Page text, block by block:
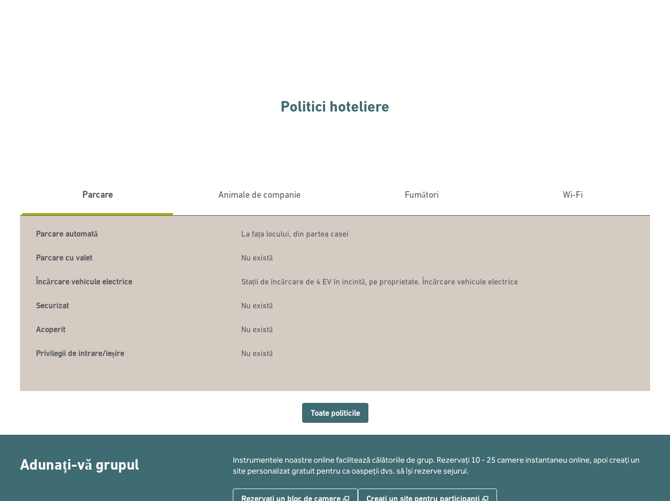
Politici hoteliere
Parcare Animale de companie Fumători Wi-Fi
Parcare automată La fața locului, din partea casei
Parcare cu valet Nu există
Încărcare vehicule electrice Stații de încărcare de 4 EV în incintă, pe proprietate. Încărcare vehicule electrice
Securizat Nu există
Acoperit Nu există
Privilegii de intrare/ieșire Nu există
Toate politicile
Adunați-vă grupul
Instrumentele noastre online facilitează călătoriile de grup. Rezervați 10 - 25 camere instantaneu online, apoi creați un
site personalizat gratuit pentru ca oaspeții dvs. să își rezerve sejurul.
Rezervați un bloc de camere , Deschide o filă nouă
Creați un site pentru participanți ,